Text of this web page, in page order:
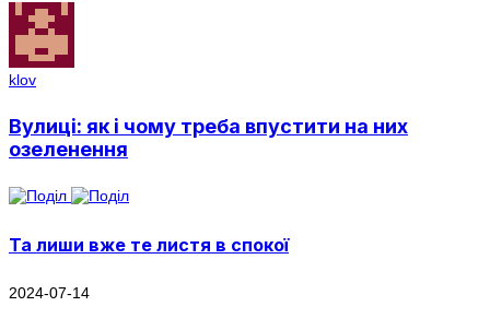
klov
Вулиці: як і чому треба впустити на них
озеленення
Та лиши вже те листя в спокої
2024-07-14